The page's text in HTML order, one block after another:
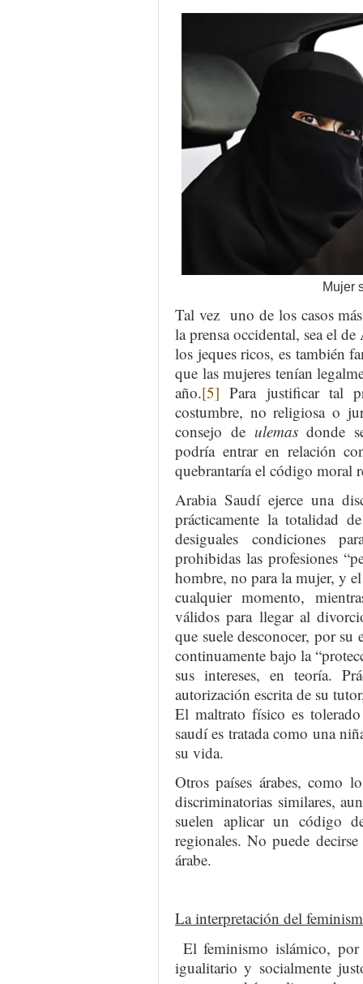
Mujer
Tal vez uno de los casos
la prensa occidental, sea el
los jeques ricos, es también
que las mujeres tenían
año.[5] Para justificar tal
costumbre, no religiosa o
consejo de ulemasdonde
podría entrar en relación
quebrantaría el código moral
Arabia Saudí ejerce una
prácticamente la totalidad
desiguales condiciones
prohibidas las profesiones
hombre, no para la mujer, y
cualquier momento,
válidos para llegar al
que suele desconocer, por su
continuamente bajo la
sus intereses, en teoría.
autorización escrita de su
El maltrato físico es
saudí es tratada como una
su vida.
Otros países árabes, como
discriminatorias similares,
suelen aplicar un código
regionales. No puede
árabe.
La interpretación del
El feminismo islámico,
igualitario y socialmente